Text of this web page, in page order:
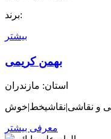
برند:
بیشتر
بهمن کریمی
استان: مازندران
معرفی بیشتر